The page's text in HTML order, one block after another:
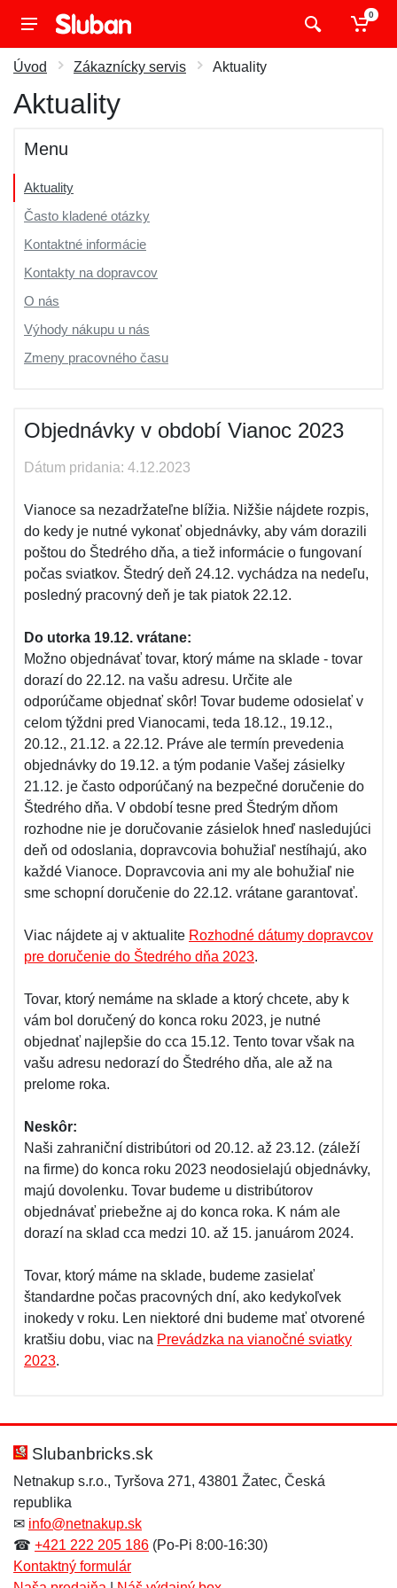
0
Úvod Zákaznícky servis Aktuality
Aktuality
Menu
Aktuality
Často kladené otázky
Kontaktné informácie
Kontakty na dopravcov
O nás
Výhody nákupu u nás
Zmeny pracovného času
Objednávky v období Vianoc 2023
Dátum pridania: 4.12.2023
Vianoce sa nezadržateľne blížia. Nižšie nájdete rozpis,
do kedy je nutné vykonať objednávky, aby vám dorazili
poštou do Štedrého dňa, a tiež informácie o fungovaní
počas sviatkov. Štedrý deň 24.12. vychádza na nedeľu,
posledný pracovný deň je tak piatok 22.12.
Do utorka 19.12. vrátane:
Možno objednávať tovar, ktorý máme na sklade - tovar
dorazí do 22.12. na vašu adresu. Určite ale
odporúčame objednať skôr! Tovar budeme odosielať v
celom týždni pred Vianocami, teda 18.12., 19.12.,
20.12., 21.12. a 22.12. Práve ale termín prevedenia
objednávky do 19.12. a tým podanie Vašej zásielky
21.12. je často odporúčaný na bezpečné doručenie do
Štedrého dňa. V období tesne pred Štedrým dňom
rozhodne nie je doručovanie zásielok hneď nasledujúci
deň od odoslania, dopravcovia bohužiaľ nestíhajú, ako
každé Vianoce. Dopravcovia ani my ale bohužiaľ nie
sme schopní doručenie do 22.12. vrátane garantovať.
Viac nájdete aj v aktualite Rozhodné dátumy dopravcov
pre doručenie do Štedrého dňa 2023.
Tovar, ktorý nemáme na sklade a ktorý chcete, aby k
vám bol doručený do konca roku 2023, je nutné
objednať najlepšie do cca 15.12. Tento tovar však na
vašu adresu nedorazí do Štedrého dňa, ale až na
prelome roka.
Neskôr:
Naši zahraniční distribútori od 20.12. až 23.12. (záleží
na firme) do konca roku 2023 neodosielajú objednávky,
majú dovolenku. Tovar budeme u distribútorov
objednávať priebežne aj do konca roka. K nám ale
dorazí na sklad cca medzi 10. až 15. januárom 2024.
Tovar, ktorý máme na sklade, budeme zasielať
štandardne počas pracovných dní, ako kedykoľvek
inokedy v roku. Len niektoré dni budeme mať otvorené
kratšiu dobu, viac na Prevádzka na vianočné sviatky
2023.
Slubanbricks.sk
Netnakup s.r.o., Tyršova 271, 43801 Žatec, Česká
republika
✉ info@netnakup.sk
☎ +421 222 205 186 (Po-Pi 8:00-16:30)
Kontaktný formulár